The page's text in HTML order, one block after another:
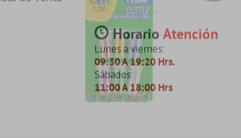
de venta
Horario
Lunes a viernes:
09:30 A 19:20 Hrs.
Sábados, Domingos y Festivos:
11:00 A 18:00 Hrs